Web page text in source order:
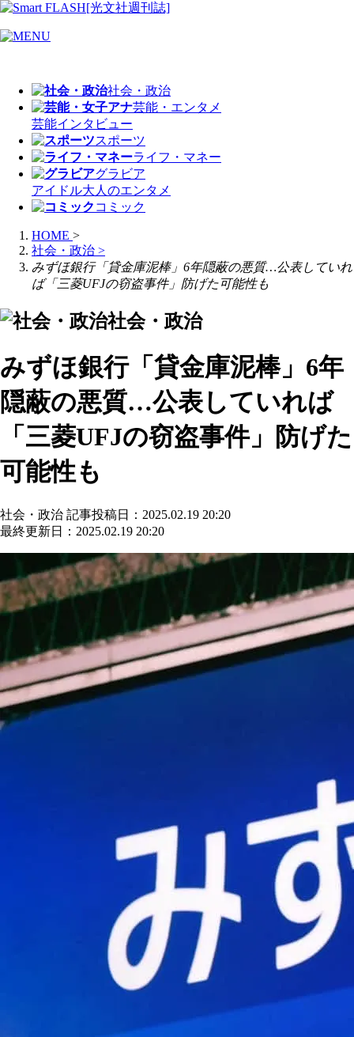
社会・政治
芸能・エンタメ
芸能インタビュー
スポーツ
ライフ・マネー
グラビア
アイドル大人のエンタメ
コミック
HOME >
社会・政治 >
みずほ銀行「貸金庫泥棒」6年隠蔽の悪質…公表していれ
ば「三菱UFJの窃盗事件」防げた可能性も
社会・政治
みずほ銀行「貸金庫泥棒」6年
隠蔽の悪質…公表していれば
「三菱UFJの窃盗事件」防げた
可能性も
社会・政治 記事投稿日：2025.02.19 20:20
最終更新日：2025.02.19 20:20